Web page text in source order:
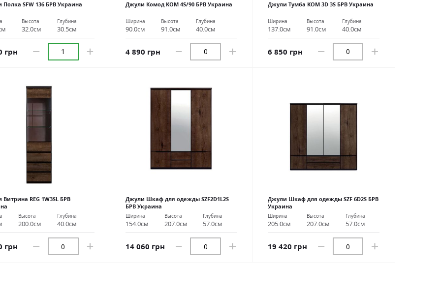
SFW 136 БРВ Украина
Высота
32.0см
Глубина
30.5см
грн
Джули Комод KOM 4S/90 БРВ Украина
Ширина
90.0см
Высота
91.0см
Глубина
40.0см
4 890 грн
Джули Тумба KOM 3D 3S БРВ Украина
Ширина
137.0см
Высота
91.0см
Глубина
40.0см
6 850 грн
REG 1W3SL БРВ
Высота
200.0см
Глубина
40.0см
грн
Джули Шкаф для одежды SZF2D1L2S
БРВ Украина
Ширина
154.0см
Высота
207.0см
Глубина
57.0см
14 060 грн
Джули Шкаф для одежды SZF 6D2S БРВ
Украина
Ширина
205.0см
Высота
207.0см
Глубина
57.0см
19 420 грн